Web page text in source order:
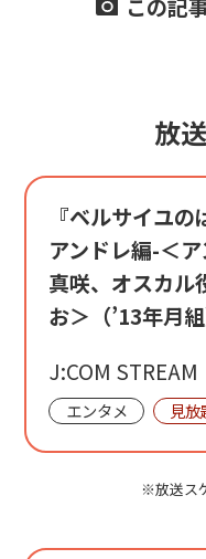
この記
放
『ベルサイユ
アンドレ編-＜
真咲、オスカル
お＞（’13年月組
J:COM STREAM
エンタメ 見放
※放送ス